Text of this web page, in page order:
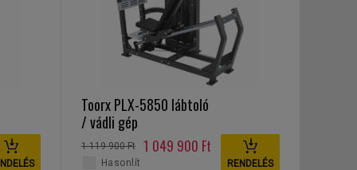
Toorx PLX-5850 lábtoló
/ vádli gép
1 119 900 Ft 1 049 900 Ft
RENDELÉS
Hasonlít